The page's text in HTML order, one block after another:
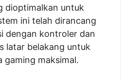
dioptimalkan untuk
ini telah dirancang
dengan kontroler dan
latar belakang untuk
gaming maksimal.